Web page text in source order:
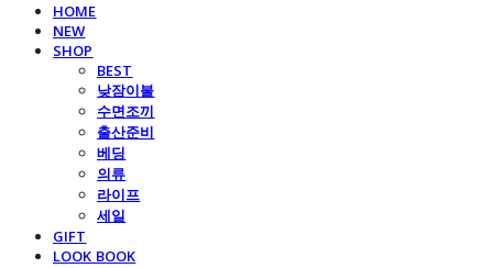
HOME
NEW
SHOP
BEST
낮잠이불
수면조끼
출산준비
베딩
의류
라이프
세일
GIFT
LOOK BOOK